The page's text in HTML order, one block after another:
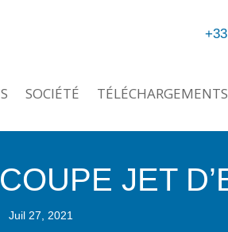
SOCIÉTÉ TÉLÉCHARGEMENTS
JET
Juil 27, 2021